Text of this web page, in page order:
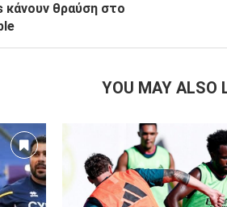
θραύση στο
YOU MAY ALSO